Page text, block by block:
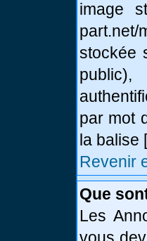
image
part.net/
stockée
par mot
la balise
Revenir
Que
Les